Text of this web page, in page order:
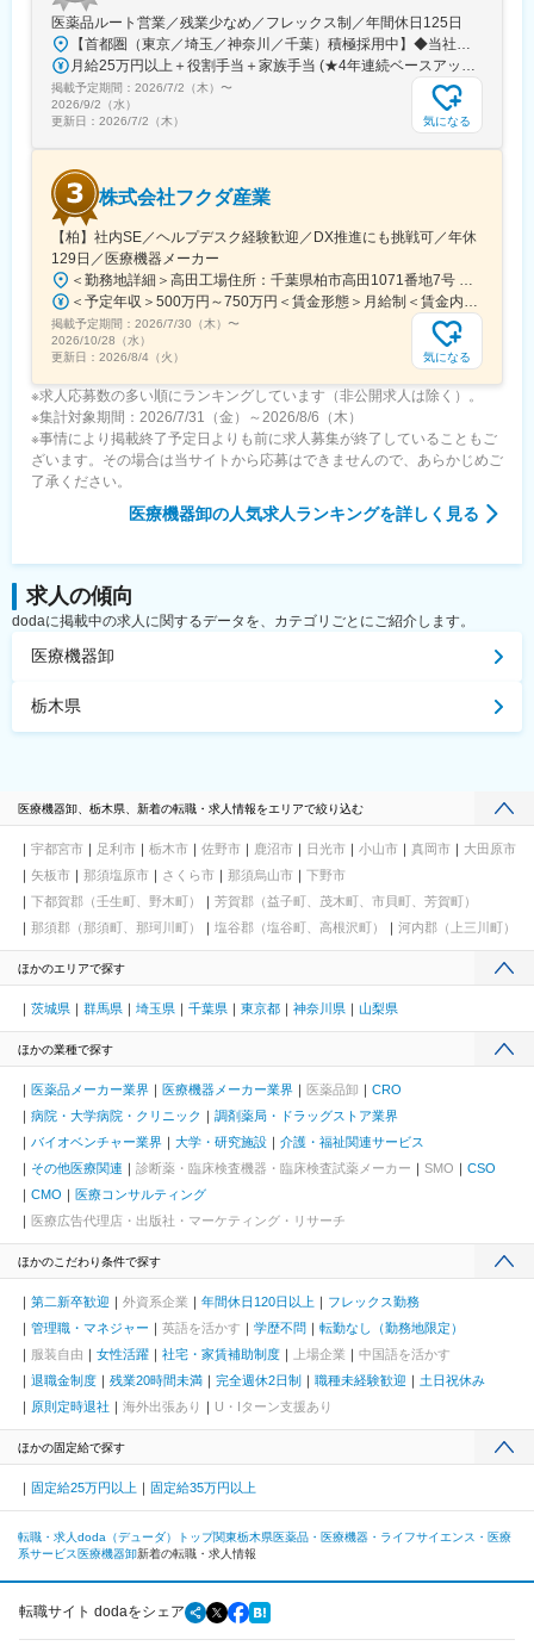
引先からの要望を直接製品に反映させる仕組みができておりま
す。他の商社に比べて「ものづくり」に対しての想い・医療に対
しての強い想いを持つ人が多くいる企業です。
変更の範囲：会社の定める業務
医薬品ルート営業／残業少なめ／フレックス制／年間休日125日
【首都圏（東京／埼玉／神奈川／千葉）積極採用中】◆当社が展開する【北海道／関東／首都圏／中部／近畿／九州】の各事業所へご希望を考慮した上で配属となります。【北海道】北海道【関東】栃木／群馬／茨城／長野／山梨／新潟【首都圏】東京／埼玉／神奈川／千葉★積極採用エリア【中部】静岡／愛知／三重／岐阜【近畿】滋賀／兵庫／大阪／京都／奈良／和歌山【九州】福岡／長崎／熊本／大分／宮崎／鹿児島各事業所の詳細については、弊社HPよりご確認ください※「企業情報」→「拠点」よりご確認いただけます。屋内禁煙(※喫煙室あり※禁煙タイムあり※喫煙室での就労はありません)
月給25万円以上＋役割手当＋家族手当 (★4年連続ベースアップ実施！)※時間外手当別途支給※年齢、経験、能力を考慮の上、優遇します
掲載予定期間： 2026/7/2（木） 〜
2026/9/2（水）
更新日： 2026/7/2（木） 気になる
株式会社フクダ産業
【柏】社内SE／ヘルプデスク経験歓迎／DX推進にも挑戦可／年休
129日／医療機器メーカー
＜勤務地詳細＞高田工場住所：千葉県柏市高田1071番地7号 勤務地最寄駅：つくばエクスプレス線／柏の葉キャンパス駅受動喫煙対策：屋内全面禁煙変更の範囲：【変更の範囲：流山本社および高田工場】
＜予定年収＞500万円～750万円＜賃金形態＞月給制＜賃金内訳＞月額（基本給）：300,000円～430,000円＜月給＞300,000円～430,000円＜昇給有無＞有＜残業手当＞有＜給与補足＞※経験・スキルを考慮の上決定いたします。■賞与：年2回（7月・12月）※昨年実績4.2ヶ月■昇給：年1回（1月）■モデル年収：・年収580万円 主任（月給34万円×12ヶ月＋諸手当）・年収820万円 課長（月給48万円×12ヶ月＋諸手当）賃金はあくまでも目安の金額であり、選考を通じて上下する可能性があります。月給(月額)は固定手当を含めた表記です。
掲載予定期間： 2026/7/30（木） 〜
2026/10/28（水）
更新日： 2026/8/4（火） 気になる
※求人応募数の多い順にランキングしています（非公開求人は除く）。
※集計対象期間：2026/7/31（金）～2026/8/6（木）
※事情により掲載終了予定日よりも前に求人募集が終了していることもご
ざいます。その場合は当サイトから応募はできませんので、あらかじめご
了承ください。
医療機器卸の人気求人ランキングを詳しく見る
求人の傾向
dodaに掲載中の求人に関するデータを、カテゴリごとにご紹介します。
医療機器卸
栃木県
医療機器卸、栃木県、新着の転職・求人情報をエリアで絞り込む
宇都宮市 足利市 栃木市 佐野市 鹿沼市 日光市 小山市 真岡市
大田原市
矢板市
那須塩原市 さくら市 那須烏山市
下野市
下都賀郡（壬生町、野木町）
芳賀郡（益子町、茂木町、市貝町、芳賀町）
那須郡（那須町、那珂川町）
塩谷郡（塩谷町、高根沢町） 河内郡（上三川町）
ほかのエリアで探す
茨城県 群馬県 埼玉県 千葉県 東京都 神奈川県 山梨県
ほかの業種で探す
医薬品メーカー業界 医療機器メーカー業界 医薬品卸
CRO
病院・大学病院・クリニック
調剤薬局・ドラッグストア業界
バイオベンチャー業界
大学・研究施設
介護・福祉関連サービス
その他医療関連
診断薬・臨床検査機器・臨床検査試薬メーカー SMO
CSO
CMO
医療コンサルティング
医療広告代理店・出版社・マーケティング・リサーチ
ほかのこだわり条件で探す
第二新卒歓迎 外資系企業 年間休日120日以上
フレックス勤務
管理職・マネジャー
英語を活かす 学歴不問
転勤なし（勤務地限定）
服装自由
女性活躍 社宅・家賃補助制度 上場企業
中国語を活かす
退職金制度
残業20時間未満 完全週休2日制 職種未経験歓迎
土日祝休み
原則定時退社
海外出張あり U・Iターン支援あり
ほかの固定給で探す
固定給25万円以上 固定給35万円以上
転職・求人doda（デューダ）トップ関東栃木県医薬品・医療機器・ライフサイエンス・医療
系サービス 医療機器卸新着の転職・求人情報
転職サイト dodaをシェア